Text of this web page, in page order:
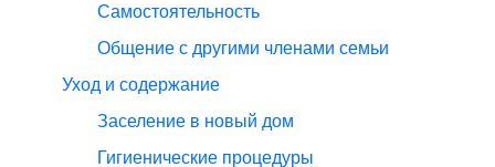
Самостоятельность
Общение с другими членами семьи
Уход и содержание
Заселение в новый дом
Гигиенические процедуры